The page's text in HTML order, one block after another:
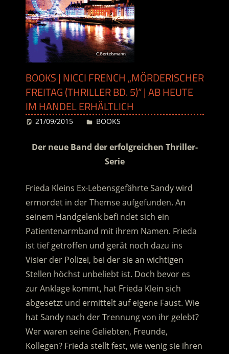
BOOKS | NICCI FRENCH „MÖRDERISCHER
FREITAG (THRILLER BD. 5)“ | AB HEUTE
IM HANDEL ERHÄLTLICH
21/09/2015 Desiree
BOOKS
Der neue Band der erfolgreichen Thriller-
Serie
Frieda Kleins Ex-Lebensgefährte Sandy wird
ermordet in der Themse aufgefunden. An
seinem Handgelenk befi ndet sich ein
Patientenarmband mit ihrem Namen. Frieda
ist tief getroffen und gerät noch dazu ins
Visier der Polizei, bei der sie an wichtigen
Stellen höchst unbeliebt ist. Doch bevor es
zur Anklage kommt, hat Frieda Klein sich
abgesetzt und ermittelt auf eigene Faust. Wie
hat Sandy nach der Trennung von ihr gelebt?
Wer waren seine Geliebten, Freunde,
Kollegen? Frieda stellt fest, wie wenig sie ihren